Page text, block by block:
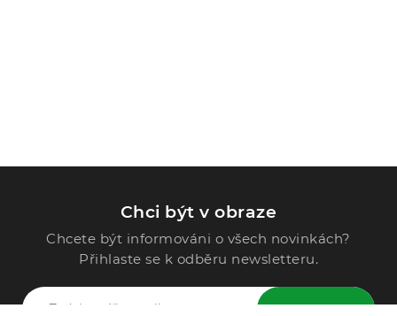
Chci být v obraze
Chcete být informováni o všech novinkách?
Přihlaste se k odběru newsletteru.
ODESLAT